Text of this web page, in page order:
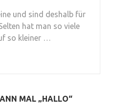
und sind deshalb für
hat man so viele
so kleiner …
MAL „HALLO“